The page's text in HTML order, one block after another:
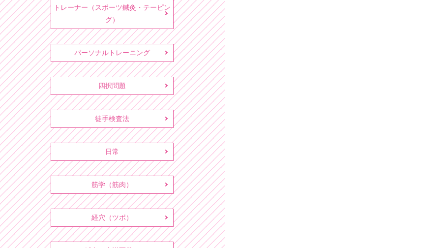
トレーナー（スポーツ鍼灸・テーピン
グ）
パーソナルトレーニング
四択問題
徒手検査法
日常
筋学（筋肉）
経穴（ツボ）